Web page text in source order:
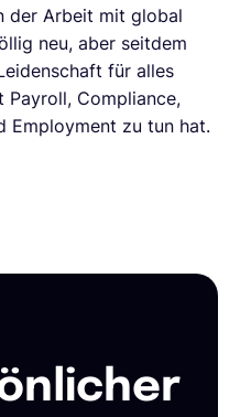
der Arbeit mit global
neu, aber seitdem
für alles
Compliance,
Employment zu tun hat.